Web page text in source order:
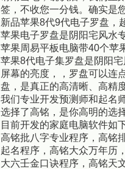
签，不收您一分钱。确实是
新品苹果8代9代电子罗盘，
苹果电子罗盘是阴阳宅风水
苹果周易平板电脑带40个苹
苹果8代电子集罗盘是阴阳
屏幕的亮度，，罗盘可以连
盘，是真正的高清晰、高精
我们专业开发预测师和起名
选择了高铭，是你高明的选
目前开发的家庭电脑软件如
高铭批八字专业程序，高铭
起名程序，高铭大众万年历
大六壬金口诀程序，高铭天